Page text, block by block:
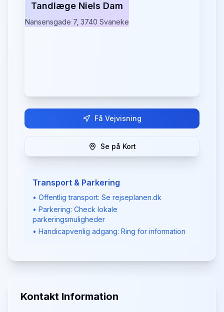
Tandlæge Niels Dam
Nansensgade 7, 3740 Svaneke
Få Vejvisning
Se på Kort
Transport & Parkering
• Offentlig transport: Se rejseplanen.dk
• Parkering: Check lokale
parkeringsmuligheder
• Handicapvenlig adgang: Ring for information
Kontakt Information